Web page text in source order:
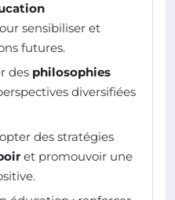
sensibiliser et
futures.
des philosophies
diversifiées
des stratégies
et promouvoir une